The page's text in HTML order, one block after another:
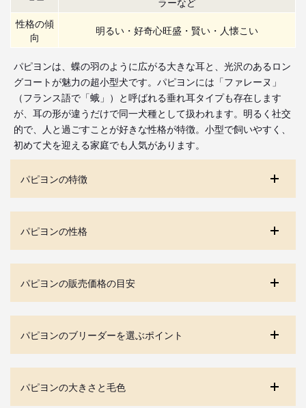
性格の傾
向
明るい・好奇心旺盛・賢い・人懐こい
パピヨンは、蝶の羽のように広がる大きな耳と、光沢のあるロン
グコートが魅力の超小型犬です。パピヨンには「ファレーヌ」
（フランス語で「蛾」）と呼ばれる垂れ耳タイプも存在します
が、耳の形が違うだけで同一犬種として扱われます。明るく社交
的で、人と過ごすことが好きな性格が特徴。小型で飼いやすく、
初めて犬を迎える家庭でも人気があります。
パピヨンの特徴
パピヨンの性格
パピヨンの販売価格の目安
パピヨンのブリーダーを選ぶポイント
パピヨンの大きさと毛色